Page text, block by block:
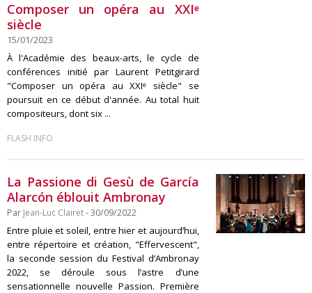
Composer un opéra au XXIᵉ
siècle
15/01/2023
À l'Académie des beaux-arts, le cycle de
conférences initié par Laurent Petitgirard
"Composer un opéra au XXIᵉ siècle" se
poursuit en ce début d'année. Au total huit
compositeurs, dont six ...
FLASH INFO
La Passione di Gesù de García
Alarcón éblouit Ambronay
Par Jean-Luc Clairet- 30/09/2022
Entre pluie et soleil, entre hier et aujourd’hui,
entre répertoire et création, "Effervescent",
la seconde session du Festival d’Ambronay
2022, se déroule sous l’astre d’une
sensationnelle nouvelle Passion. Première